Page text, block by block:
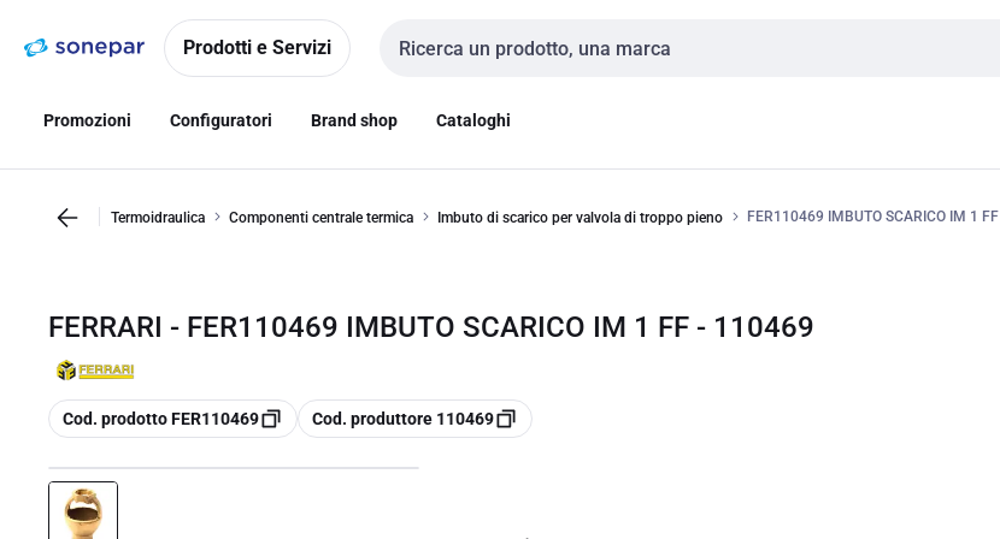
navigazionealla
Prodotti e Servizi
Cerca input
Promozioni Configuratori Brand shop Cataloghi
Termoidraulica Componenti centrale termica Imbuto di scarico per valvola di troppo pieno FER110469 IMBUTO SCARICO IM 1 FF
FERRARI - FER110469 IMBUTO SCARICO IM 1 FF - 110469
copia
Cod. prodotto FER110469 copia
Cod. produttore 110469